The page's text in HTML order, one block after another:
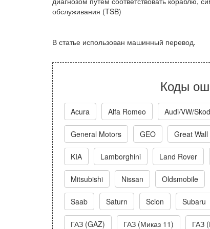
обслуживания (TSB)
В статье использован машинный перевод.
Коды
Acura Alfa Romeo Audi/VW/
General Motors GEO Great Wall
KIA Lamborghini Land Rover
Mitsubishi Nissan Oldsmobile
Saab Saturn Scion Subaru
ГАЗ (GAZ) ГАЗ (Миказ 11) ГАЗ